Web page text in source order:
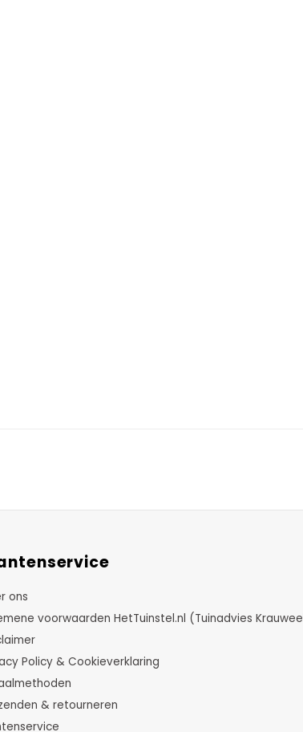
ons
voorwaarden HetTuinstel.nl (Tuinadvies
Policy & Cookieverklaring
& retourneren